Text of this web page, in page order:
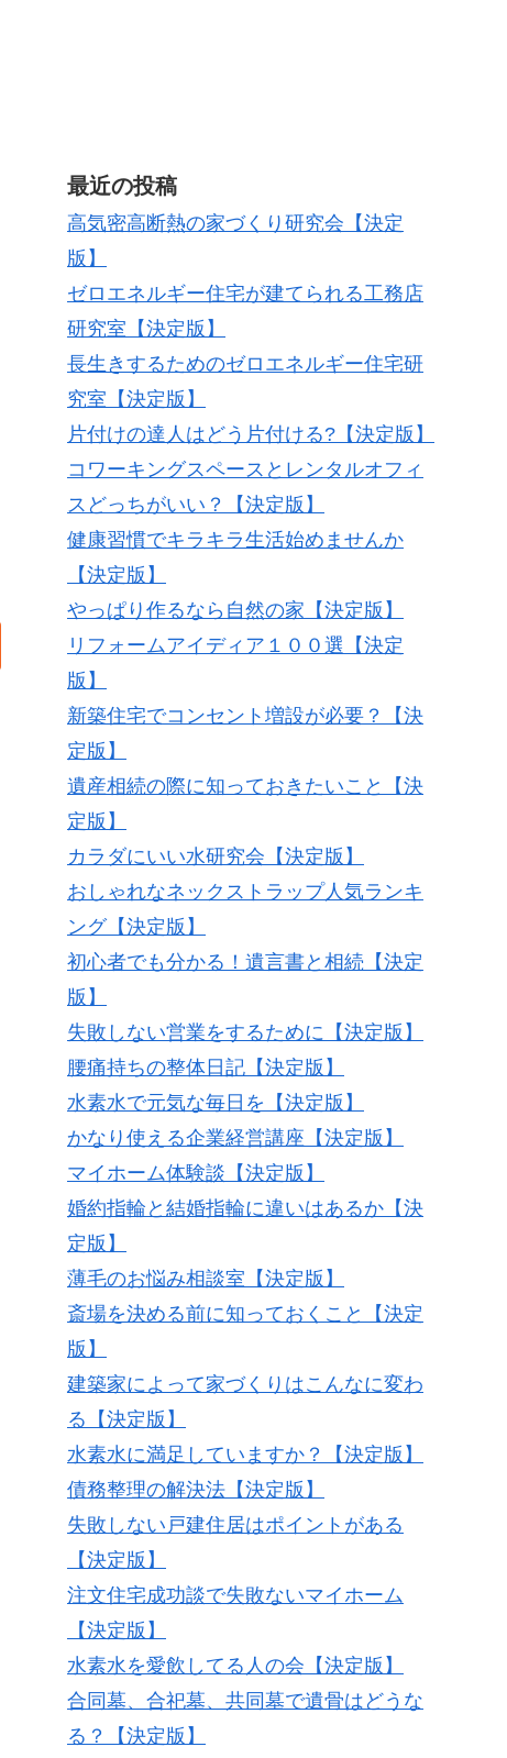
最近の投稿
高気密高断熱の家づくり研究会【決定
版】
ゼロエネルギー住宅が建てられる工務店
研究室【決定版】
長生きするためのゼロエネルギー住宅研
究室【決定版】
片付けの達人はどう片付ける?【決定版】
コワーキングスペースとレンタルオフィ
スどっちがいい？【決定版】
健康習慣でキラキラ生活始めませんか
【決定版】
やっぱり作るなら自然の家【決定版】
リフォームアイディア１００選【決定
版】
新築住宅でコンセント増設が必要？【決
定版】
遺産相続の際に知っておきたいこと【決
定版】
カラダにいい水研究会【決定版】
おしゃれなネックストラップ人気ランキ
ング【決定版】
初心者でも分かる！遺言書と相続【決定
版】
失敗しない営業をするために【決定版】
腰痛持ちの整体日記【決定版】
水素水で元気な毎日を【決定版】
かなり使える企業経営講座【決定版】
マイホーム体験談【決定版】
婚約指輪と結婚指輪に違いはあるか【決
定版】
薄毛のお悩み相談室【決定版】
斎場を決める前に知っておくこと【決定
版】
建築家によって家づくりはこんなに変わ
る【決定版】
水素水に満足していますか？【決定版】
債務整理の解決法【決定版】
失敗しない戸建住居はポイントがある
【決定版】
注文住宅成功談で失敗ないマイホーム
【決定版】
水素水を愛飲してる人の会【決定版】
合同墓、合祀墓、共同墓で遺骨はどうな
る？【決定版】